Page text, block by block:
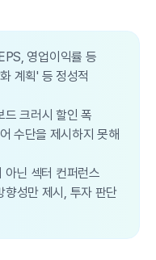
영업이익률 등
계획' 등 정성적
드 크러시 할인 폭
수단을 제시하지 못해
아닌 섹터 컨퍼런스
향성만 제시, 투자 판단